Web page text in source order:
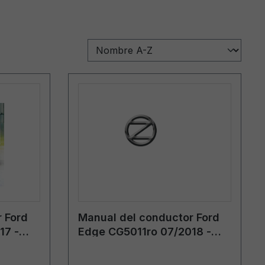
Ford
-
Manual del conductor Ford
Edge CG5011ro 07/2018 -